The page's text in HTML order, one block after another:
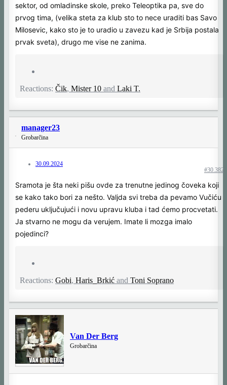
sektor, od omladinske skole, preko Teleoptika pa, sve do
prvog tima, (velika steta za klub sto to nece uraditi bas Savo
Milosevic, kako sto je to uradio u zavezu kad je Srbija postala
prvak sveta), drugo me vise ne zanima.
Reactions: Čik, Mister 10 and Laki T.
manager23
Grobarčina
30.09.2024
#30.382
Sramota je šta neki pišu ovde za trenutne jedinog čoveka koji
se kako tako bori za nešto. Valjda svi treba da pevamo Vučiću
pederu uključujući i novu upravu kluba i tad ćemo procvetati.
Ja stvarno ne mogu da verujem. Imate li mozga imalo
pojedinci?
Reactions: Gobi, Haris_Brkić and Toni Soprano
Van Der Berg
Grobarčina